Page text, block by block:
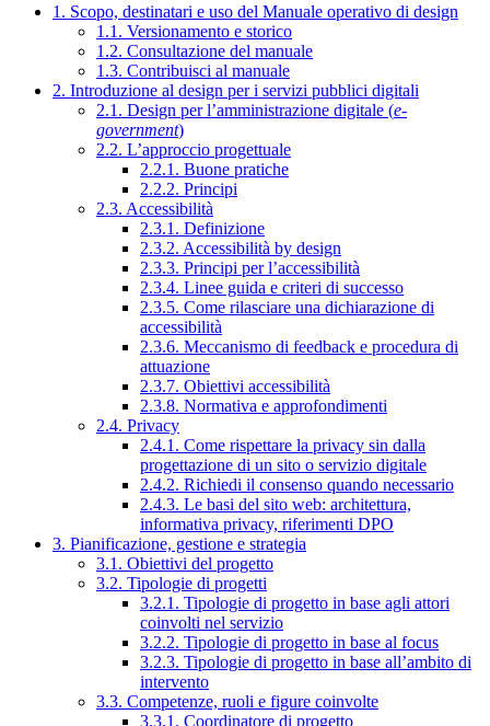
1. Scopo, destinatari e uso del Manuale operativo di design
1.1. Versionamento e storico
1.2. Consultazione del manuale
1.3. Contribuisci al manuale
2. Introduzione al design per i servizi pubblici digitali
2.1. Design per l’amministrazione digitale (e-
government)
2.2. L’approccio progettuale
2.2.1. Buone pratiche
2.2.2. Principi
2.3. Accessibilità
2.3.1. Definizione
2.3.2. Accessibilità by design
2.3.3. Principi per l’accessibilità
2.3.4. Linee guida e criteri di successo
2.3.5. Come rilasciare una dichiarazione di
accessibilità
2.3.6. Meccanismo di feedback e procedura di
attuazione
2.3.7. Obiettivi accessibilità
2.3.8. Normativa e approfondimenti
2.4. Privacy
2.4.1. Come rispettare la privacy sin dalla
progettazione di un sito o servizio digitale
2.4.2. Richiedi il consenso quando necessario
2.4.3. Le basi del sito web: architettura,
informativa privacy, riferimenti DPO
3. Pianificazione, gestione e strategia
3.1. Obiettivi del progetto
3.2. Tipologie di progetti
3.2.1. Tipologie di progetto in base agli attori
coinvolti nel servizio
3.2.2. Tipologie di progetto in base al focus
3.2.3. Tipologie di progetto in base all’ambito di
intervento
3.3. Competenze, ruoli e figure coinvolte
3.3.1. Coordinatore di progetto